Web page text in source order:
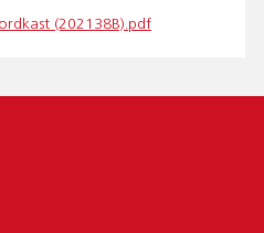
(202138B).pdf